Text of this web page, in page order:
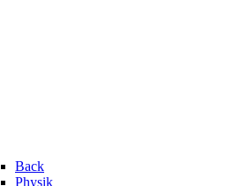
Back
Physik